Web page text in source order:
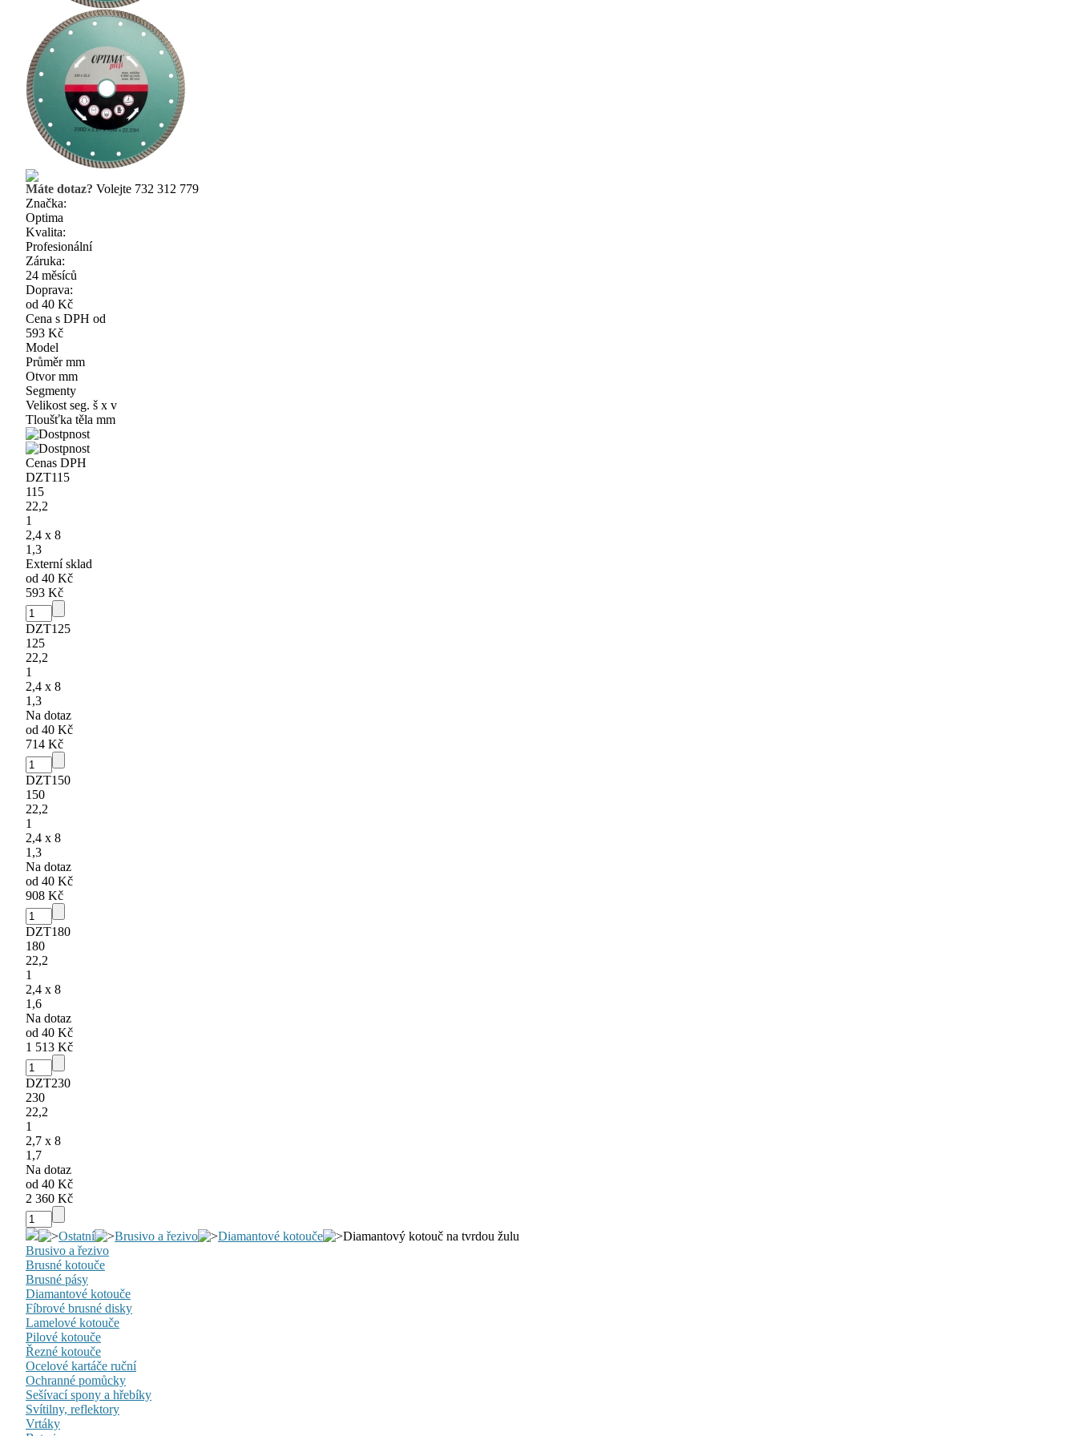
Máte dotaz? Volejte 732 312 779
Značka:
Optima
Kvalita:
Profesionální
Záruka:
24 měsíců
Doprava:
od 40 Kč
Cena s DPH od
593 Kč
Model
Průměr mm
Otvor mm
Segmenty
Velikost seg. š x v
Tloušťka těla mm
Cenas DPH
DZT115
115
22,2
1
2,4 x 8
1,3
Externí sklad
od 40 Kč
593 Kč
DZT125
125
22,2
1
2,4 x 8
1,3
Na dotaz
od 40 Kč
714 Kč
DZT150
150
22,2
1
2,4 x 8
1,3
Na dotaz
od 40 Kč
908 Kč
DZT180
180
22,2
1
2,4 x 8
1,6
Na dotaz
od 40 Kč
1 513 Kč
DZT230
230
22,2
1
2,7 x 8
1,7
Na dotaz
od 40 Kč
2 360 Kč
Ostatní Brusivo a řezivo Diamantové kotouče
Diamantový kotouč na tvrdou žulu
Brusivo a řezivo
Brusné kotouče
Brusné pásy
Diamantové kotouče
Fíbrové brusné disky
Lamelové kotouče
Pilové kotouče
Řezné kotouče
Ocelové kartáče ruční
Ochranné pomůcky
Sešívací spony a hřebíky
Svítilny, reflektory
Vrtáky